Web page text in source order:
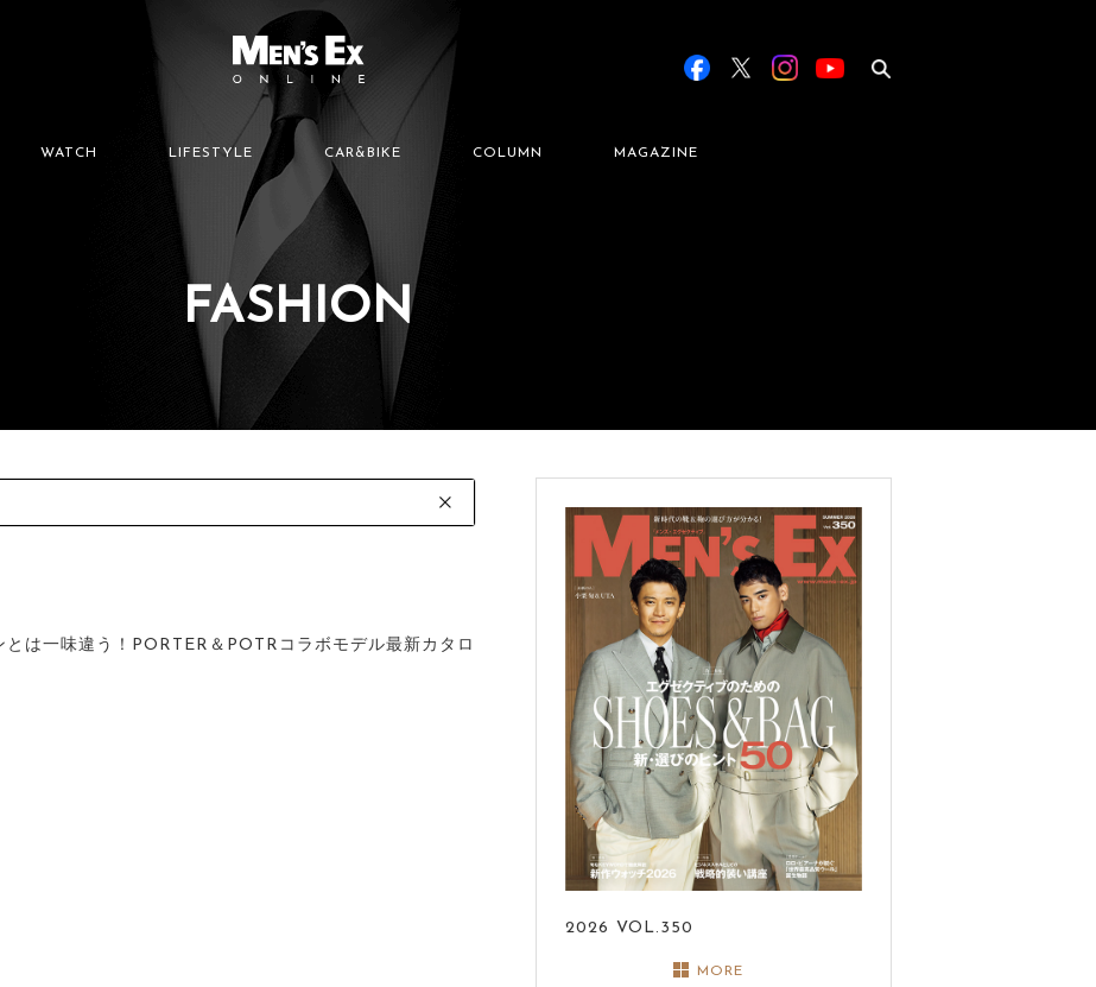
WATCH LIFESTYLE CAR&BIKE COLUMN MAGAZINE
FASHION
とは一味違う！PORTER＆POTRコラボモデル最新カタロ
2026 VOL.350
MORE